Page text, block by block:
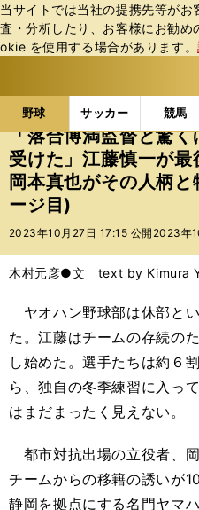
当サイトでは当社の提携先等がお
査・分析したり、お客様にお勧
okie を使⽤する場合があります。
野球 サッカー 競馬
b
ス
ポ
ル
テ
バ
野球の記事一覧 プロ
「落合博満監督と驚
受けた」江藤慎一が
岡本真也がその人柄
ージ目)
2023年10月27日 17:15 公開 2023年
木村元彦●文 text by Kimura
ヤオハン野球部は休部と
た。江藤はチームの存続の
し始めた。選手たちは約６
ら、独自の冬季練習に入っ
はまだまったく見えない。
都市対抗出場の立役者、
チームからの移籍の誘いが
静岡を拠点にする名門ヤマ